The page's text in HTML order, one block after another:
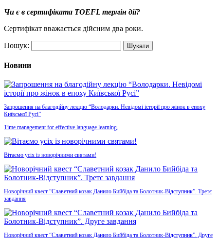
Чи є в сертифіката TOEFL термін дії?
Сертифікат вважається дійсним два роки.
Пошук:
Новини
Запрошення на благодійну лекцію “Володарки. Невідомі історії про жінок в епоху
Київської Русі”
Time management for effective language learning.
Вітаємо усіх із новорічними святами!
Новорічний квест “Славетний козак Данило Бийбіда та Болотник-Відступник”. Третє
завдання
Новорічний квест “Славетний козак Данило Бийбіда та Болотник-Відступник”. Друге